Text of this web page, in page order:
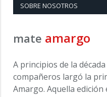
SOBRE NOSOTROS
mate amargo
A principios de la
compañeros largó la
Amargo. Aquella